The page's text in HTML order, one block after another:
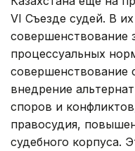
VI Съезде судей. В
совершенствование
процессуальных
совершенствование
внедрение
споров и
правосудия,
судебного корпуса.